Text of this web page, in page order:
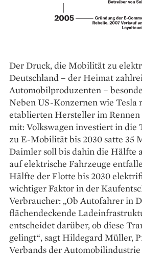
Der Druck, die Mobilität zu
Deutschland – der Heimat
Automobilproduzenten –
Neben US-Konzernen wie Tesla
etablierten Hersteller im
mit: Volkswagen investiert in die
zu E-Mobilität bis 2030 satte 35
Daimler soll bis dahin die Hälfte
auf elektrische Fahrzeuge
Hälfte der Flotte bis 2030
wichtiger Faktor in der
Verbraucher: „Ob Autofahrer in
flächendeckende
entscheidet darüber, ob diese
gelingt“, sagt Hildegard Müller,
Verbands der